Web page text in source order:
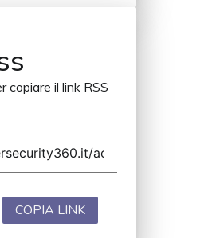
copiare il link RSS
COPIA LINK